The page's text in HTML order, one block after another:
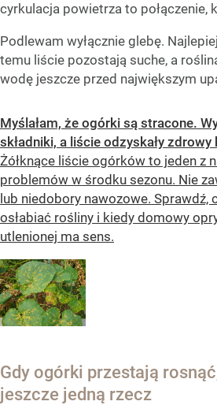
cyrkulacja powietrza to połączenie,
Podlewam wyłącznie glebę.
temu liście pozostają suche, a
wodę jeszcze przed największym
Myślałam, że ogórki są stracone.
składniki, a liście odzyskały zdrowy
Żółknące liście ogórków to jeden z
problemów w środku sezonu. Nie
lub niedobory nawozowe. Sprawdź,
osłabiać rośliny i kiedy domowy
utlenionej ma sens.
Gdy ogórki przestają
jeszcze jedną rzecz